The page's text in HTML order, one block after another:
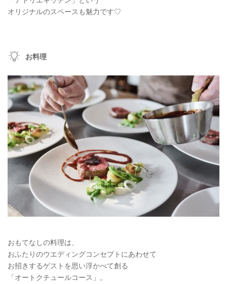
オリジナルのスペースも魅力です♡
お料理
おもてなしの料理は、
おふたりのウエディングコンセプトにあわせて
お招きするゲストを思い浮かべて創る
「オートクチュールコース」。